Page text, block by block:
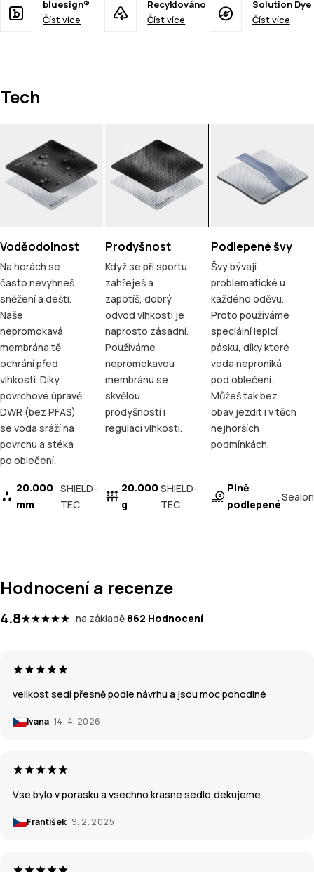
bluesign®
Číst více
Recyklováno
Číst více
Solution Dye
Číst více
Tech
Voděodolnost
Na horách se
často nevyhneš
sněžení a dešti.
Naše
nepromokavá
membrána tě
ochrání před
vlhkostí. Díky
povrchové úpravě
DWR (bez PFAS)
se voda sráží na
povrchu a stéká
po oblečení.
20.000
mm
SHIELD-
TEC
Prodyšnost
Když se při sportu
zahřeješ a
zapotíš, dobrý
odvod vlhkosti je
naprosto zásadní.
Používáme
nepromokavou
membránu se
skvělou
prodyšností i
regulací vlhkosti.
20.000
g
SHIELD-
TEC
Podlepené švy
Švy bývají
problematické u
každého oděvu.
Proto používáme
speciální lepicí
pásku, díky které
voda neproniká
pod oblečení.
Můžeš tak bez
obav jezdit i v těch
nejhorších
podmínkách.
Plně
podlepené
Sealon
Hodnocení a recenze
4.8 na základě 862 Hodnocení
velikost sedí přesně podle návrhu a jsou moc pohodlné
Ivana 14. 4. 2026
Vse bylo v porasku a vsechno krasne sedlo,dekujeme
František 9. 2. 2025